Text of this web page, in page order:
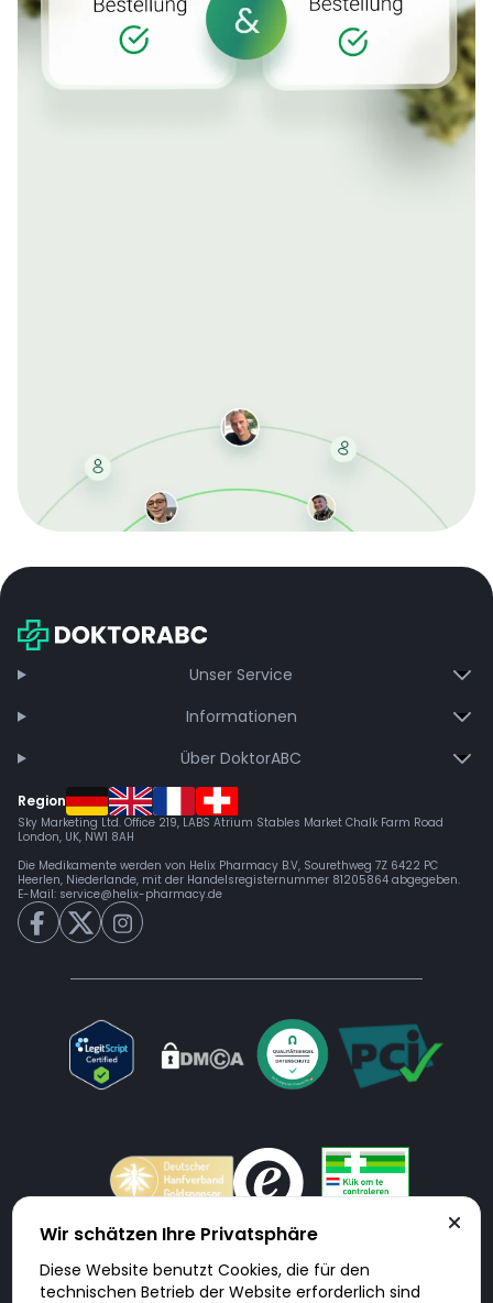
bei jeder Bestellung, erhalten schnelle Lieferung und
Unser Service
Informationen
Über DoktorABC
Region
Sky Marketing Ltd. Office 219, LABS Atrium Stables Market Chalk Farm Road
London, UK, NW1 8AH
Die Medikamente werden von Helix Pharmacy B.V, Sourethweg 7Z 6422 PC
Heerlen, Niederlande, mit der Handelsregisternummer 81205864 abgegeben.
E-Mail: service@helix-pharmacy.de
Doktorabc.com ist eine Vermittlungsplattform. Doktorabc ist ausdrücklich
keine Internetapotheke. Doktorabc bietet keine Medikamente oder
Wir schätzen Ihre Privatsphäre
Diese Website benutzt Cookies, die für den
technischen Betrieb der Website erforderlich sind